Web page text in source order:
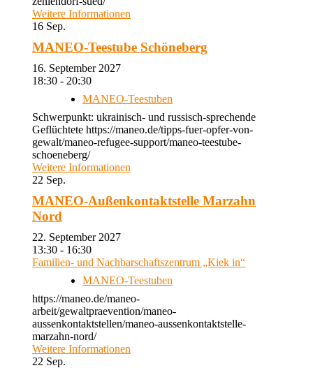
Weitere Informationen
16 Sep.
MANEO-Teestube Schöneberg
16. September 2027
18:30 - 20:30
MANEO-Teestuben
Schwerpunkt: ukrainisch- und russisch-sprechende
Geflüchtete https://maneo.de/tipps-fuer-opfer-von-
gewalt/maneo-refugee-support/maneo-teestube-
schoeneberg/
Weitere Informationen
22 Sep.
MANEO-Außenkontaktstelle Marzahn
Nord
22. September 2027
13:30 - 16:30
Familien- und Nachbarschaftszentrum „Kiek in“
MANEO-Teestuben
https://maneo.de/maneo-
arbeit/gewaltpraevention/maneo-
aussenkontaktstellen/maneo-aussenkontaktstelle-
marzahn-nord/
Weitere Informationen
22 Sep.